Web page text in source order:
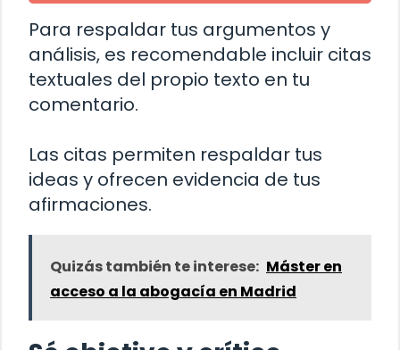
Para respaldar tus argumentos y
análisis, es recomendable incluir citas
textuales del propio texto en tu
comentario.
Las citas permiten respaldar tus
ideas y ofrecen evidencia de tus
afirmaciones.
Quizás también te interese: Máster en
acceso a la abogacía en Madrid